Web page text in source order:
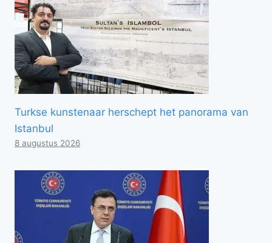
Turkse kunstenaar herschept het panorama van
Istanbul
8 augustus 2026